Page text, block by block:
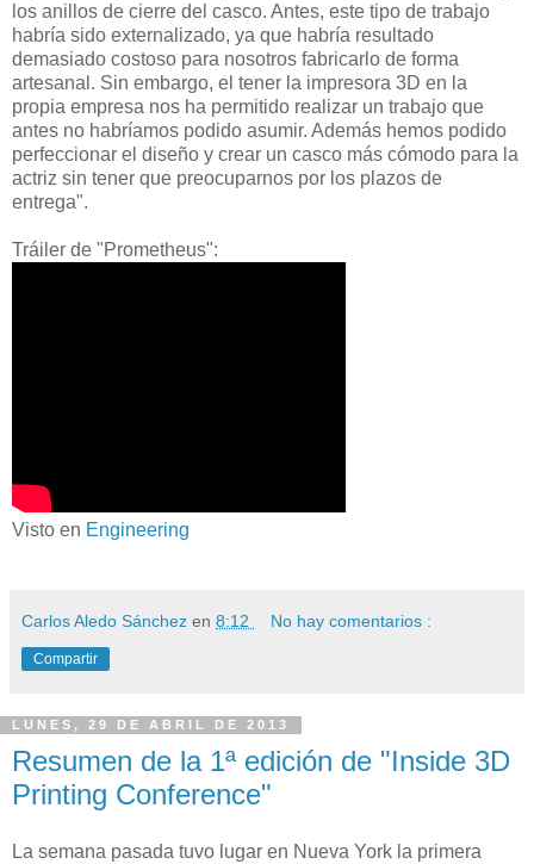
los anillos de cierre del casco. Antes, este tipo de trabajo
habría sido externalizado, ya que habría resultado
demasiado costoso para nosotros fabricarlo de forma
artesanal. Sin embargo, el tener la impresora 3D en la
propia empresa nos ha permitido realizar un trabajo que
antes no habríamos podido asumir. Además hemos podido
perfeccionar el diseño y crear un casco más cómodo para la
actriz sin tener que preocuparnos por los plazos de
entrega".
Tráiler de "Prometheus":
Visto en Engineering
Carlos Aledo Sánchez en 8:12 No hay comentarios :
Compartir
LUNES, 29 DE ABRIL DE 2013
Resumen de la 1ª edición de "Inside 3D
Printing Conference"
La semana pasada tuvo lugar en Nueva York la primera